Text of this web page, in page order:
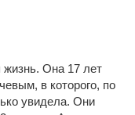
Она 17 лет
в которого, по
увидела. Они